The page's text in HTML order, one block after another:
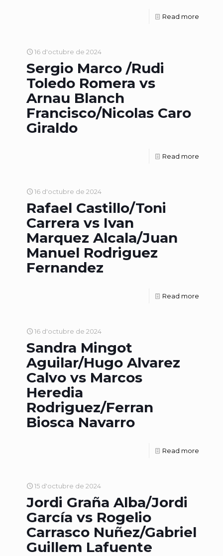
Read more
16 d'octubre de 2024
Sergio Marco /Rudi
Toledo Romera vs
Arnau Blanch
Francisco/Nicolas Caro
Giraldo
Read more
16 d'octubre de 2024
Rafael Castillo/Toni
Carrera vs Ivan
Marquez Alcala/Juan
Manuel Rodriguez
Fernandez
Read more
16 d'octubre de 2024
Sandra Mingot
Aguilar/Hugo Alvarez
Calvo vs Marcos
Heredia
Rodriguez/Ferran
Biosca Navarro
Read more
15 d'octubre de 2024
Jordi Graña Alba/Jordi
García vs Rogelio
Carrasco Nuñez/Gabriel
Guillem Lafuente